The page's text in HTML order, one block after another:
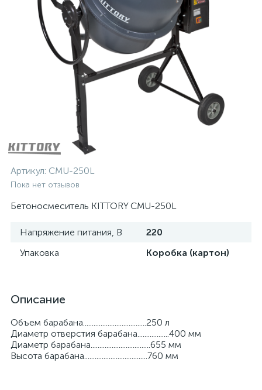
Артикул: СМU-250L
Пока нет отзывов
Бетоносмеситель KITTORY СМU-250L
Напряжение питания, В
220
Упаковка
Коробка (картон)
Описание
Объем барабана....................................250 л
Диаметр отверстия барабана..................400 мм
Диаметр барабана..................................655 мм
Высота барабана....................................760 мм